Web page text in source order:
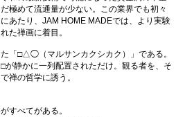
極めて流通量が少ない。この業界でも初々
あたり、JAM HOME MADEでは、より実験
た禅画に着目。
「□△◯（マルサンカクシカク）」である。
静かに一列配置されただけ。観る者を、そ
禅の哲学に誘う。
すべてがある。